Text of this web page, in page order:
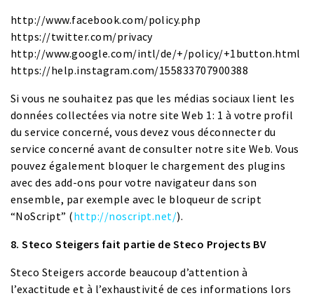
http://www.facebook.com/policy.php
https://twitter.com/privacy
http://www.google.com/intl/de/+/policy/+1button.html
https://help.instagram.com/155833707900388
Si vous ne souhaitez pas que les médias sociaux lient les
données collectées via notre site Web 1: 1 à votre profil
du service concerné, vous devez vous déconnecter du
service concerné avant de consulter notre site Web. Vous
pouvez également bloquer le chargement des plugins
avec des add-ons pour votre navigateur dans son
ensemble, par exemple avec le bloqueur de script
“NoScript” (http://noscript.net/).
8. Steco Steigers fait partie de Steco Projects BV
Steco Steigers accorde beaucoup d’attention à
l’exactitude et à l’exhaustivité de ces informations lors